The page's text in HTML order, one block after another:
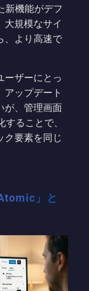
新機能がデフ
大規模なサイ
、より高速で
ーザーにとっ
アップデート
が、管理画面
ることで、
ク要素を同じ
」と